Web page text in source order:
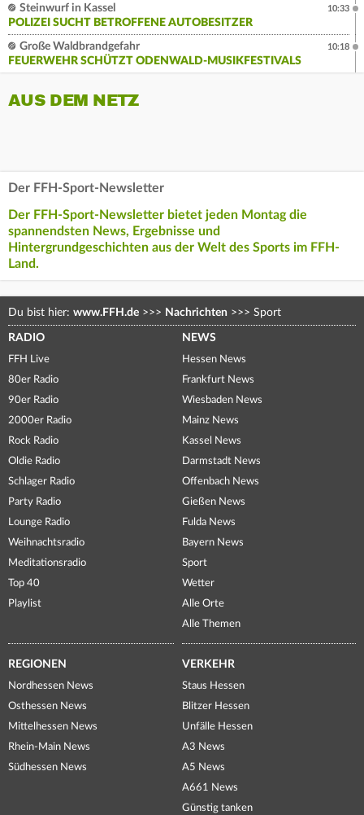
Steinwurf in Kassel
POLIZEI SUCHT BETROFFENE AUTOBESITZER
10:33
Große Waldbrandgefahr
FEUERWEHR SCHÜTZT ODENWALD-MUSIKFESTIVALS
10:18
AUS DEM NETZ
Der FFH-Sport-Newsletter
Der FFH-Sport-Newsletter bietet jeden Montag die
spannendsten News, Ergebnisse und
Hintergrundgeschichten aus der Welt des Sports im FFH-
Land.
Du bist hier: www.FFH.de >>> Nachrichten >>> Sport
RADIO
FFH Live
80er Radio
90er Radio
2000er Radio
Rock Radio
Oldie Radio
Schlager Radio
Party Radio
Lounge Radio
Weihnachtsradio
Meditationsradio
Top 40
Playlist
NEWS
Hessen News
Frankfurt News
Wiesbaden News
Mainz News
Kassel News
Darmstadt News
Offenbach News
Gießen News
Fulda News
Bayern News
Sport
Wetter
Alle Orte
Alle Themen
REGIONEN
Nordhessen News
Osthessen News
Mittelhessen News
Rhein-Main News
Südhessen News
VERKEHR
Staus Hessen
Blitzer Hessen
Unfälle Hessen
A3 News
A5 News
A661 News
Günstig tanken